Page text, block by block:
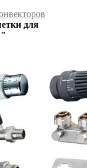
для